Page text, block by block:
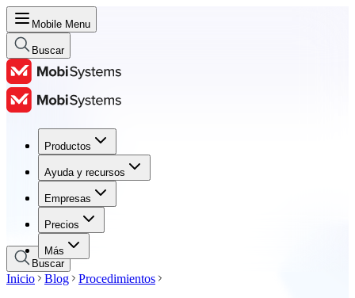
Mobile Menu
Buscar
Productos
Ayuda y recursos
Empresas
Precios
Más
Productos
Ayuda y recursos
Empresas
Precios
Buscar
Inicio Blog
Procedimientos